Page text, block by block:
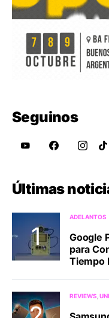
Seguinos
Últimas
ADELANTOS
Google
para
Tiempo
REVIEWS